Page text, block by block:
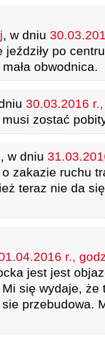
, w dniu
jeździły po
obwodnica.
30.03.2016
zostać
, w dniu
zakazie ruchu
teraz nie da
r.,
jest jest
się wydaje, że
przebudowa.